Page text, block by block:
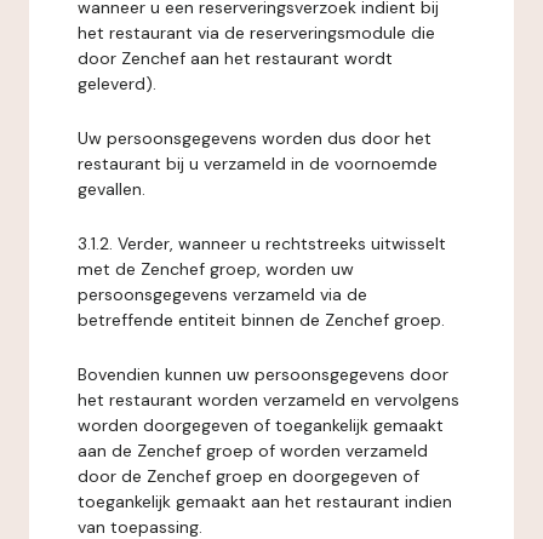
wanneer u een reserveringsverzoek indient bij
het restaurant via de reserveringsmodule die
door Zenchef aan het restaurant wordt
geleverd).
Uw persoonsgegevens worden dus door het
restaurant bij u verzameld in de voornoemde
gevallen.
3.1.2. Verder, wanneer u rechtstreeks uitwisselt
met de Zenchef groep, worden uw
persoonsgegevens verzameld via de
betreffende entiteit binnen de Zenchef groep.
Bovendien kunnen uw persoonsgegevens door
het restaurant worden verzameld en vervolgens
worden doorgegeven of toegankelijk gemaakt
aan de Zenchef groep of worden verzameld
door de Zenchef groep en doorgegeven of
toegankelijk gemaakt aan het restaurant indien
van toepassing.